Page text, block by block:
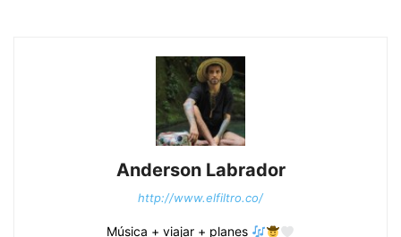
Anderson Labrador
http://www.elfiltro.co/
Música + viajar + planes